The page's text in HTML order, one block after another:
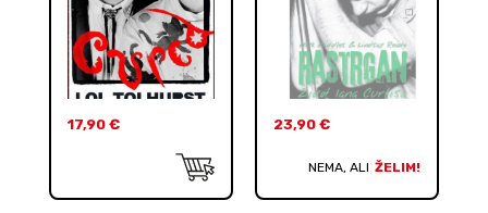
17,90 € 23,90 €
NEMA, ALI ŽELIM!